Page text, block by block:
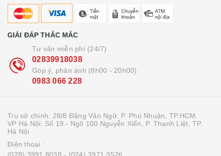
GIẢI ĐÁP THẮC MẮC
Tư vấn miễn phí (24/7)
02839918038
Góp ý, phản ánh (8h00 - 20h00)
0983 066 228
Trụ sở chính: 28/8 Đặng Văn Ngữ, P. Phú Nhuận, TP.HCM.
VP Hà Nội: Số 19 - Ngõ 100 Nguyễn Xiển, P. Thanh Liệt, TP.
Hà Nội
Điện thoại :
(028) 3991 8038 - (024) 3971 3526